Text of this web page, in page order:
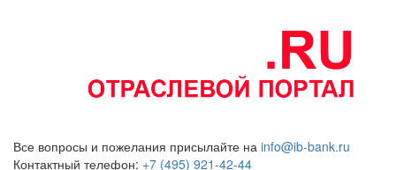
Все вопросы и пожелания присылайте на info@ib-bank.ru
Контактный телефон: +7 (495) 921-42-44